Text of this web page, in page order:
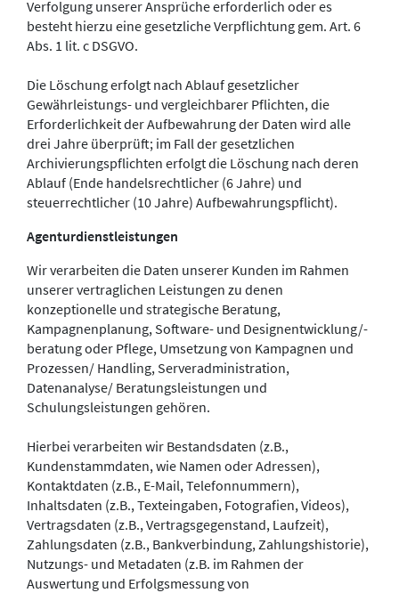
Verfolgung unserer Ansprüche erforderlich oder es
besteht hierzu eine gesetzliche Verpflichtung gem. Art. 6
Abs. 1 lit. c DSGVO.
Die Löschung erfolgt nach Ablauf gesetzlicher
Gewährleistungs- und vergleichbarer Pflichten, die
Erforderlichkeit der Aufbewahrung der Daten wird alle
drei Jahre überprüft; im Fall der gesetzlichen
Archivierungspflichten erfolgt die Löschung nach deren
Ablauf (Ende handelsrechtlicher (6 Jahre) und
steuerrechtlicher (10 Jahre) Aufbewahrungspflicht).
Agenturdienstleistungen
Wir verarbeiten die Daten unserer Kunden im Rahmen
unserer vertraglichen Leistungen zu denen
konzeptionelle und strategische Beratung,
Kampagnenplanung, Software- und Designentwicklung/-
beratung oder Pflege, Umsetzung von Kampagnen und
Prozessen/ Handling, Serveradministration,
Datenanalyse/ Beratungsleistungen und
Schulungsleistungen gehören.
Hierbei verarbeiten wir Bestandsdaten (z.B.,
Kundenstammdaten, wie Namen oder Adressen),
Kontaktdaten (z.B., E-Mail, Telefonnummern),
Inhaltsdaten (z.B., Texteingaben, Fotografien, Videos),
Vertragsdaten (z.B., Vertragsgegenstand, Laufzeit),
Zahlungsdaten (z.B., Bankverbindung, Zahlungshistorie),
Nutzungs- und Metadaten (z.B. im Rahmen der
Auswertung und Erfolgsmessung von